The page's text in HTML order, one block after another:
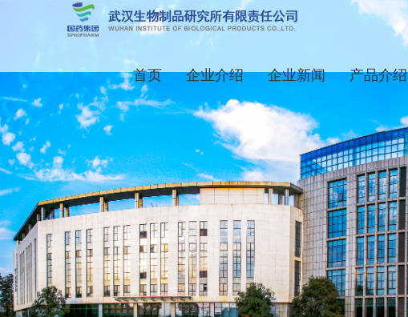
首页 企业介绍 企业新闻 产品介绍